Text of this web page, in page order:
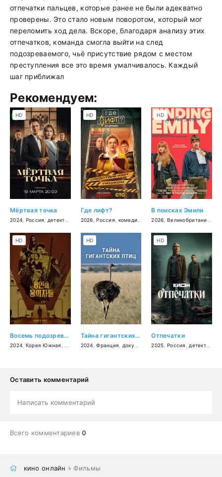
отпечатки пальцев, которые ранее не были адекватно
проверены. Это стало новым поворотом, который мог
переломить ход дела. Вскоре, благодаря анализу этих
отпечатков, команда смогла выйти на след
подозреваемого, чьё присутствие рядом с местом
преступления все это время умалчивалось. Каждый
шаг приближал
Рекомендуем:
Мёртвая точка
2024 Россия детектив
HD
Где лифт?
2026 ,Россия комедия детектив
HD
В поисках Эмили
2026 Великобритания
HD
Восемь подозреваемых
2024 Корея Южная детектив,триллер
HD
Тайна гигантских птиц
2024 ,Франция документальный
HD
Отпечатки
2025 Россия детектив
HD
Оставить комментарий
Написать комментарий
Всего комментариев0
кино онлайн » Фильмы